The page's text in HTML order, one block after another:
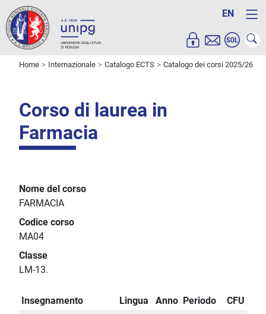
EN
Home Internazionale Catalogo ECTS Catalogo dei corsi 2025/26
Corso di laurea in
Farmacia
Nome del corso
FARMACIA
Codice corso
MA04
Classe
LM-13.
Insegnamento Lingua Anno Periodo
CFU